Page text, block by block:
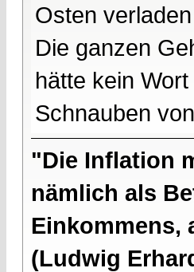
Osten
Die ganzen
hätte kein
Schnauben
"Die Inflation
nämlich als
Einkommens,
(Ludwig